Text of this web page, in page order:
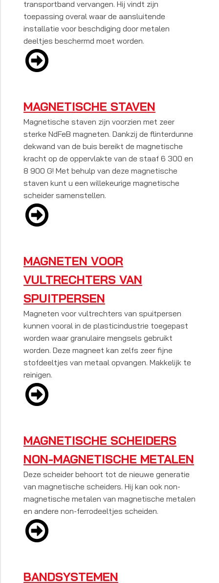
transportband vervangen. Hij vindt zijn
toepassing overal waar de aansluitende
installatie voor beschdiging door metalen
deeltjes beschermd moet worden.
MAGNETISCHE STAVEN
Magnetische staven zijn voorzien met zeer
sterke NdFeB magneten. Dankzij de flinterdunne
dekwand van de buis bereikt de magnetische
kracht op de oppervlakte van de staaf 6 300 en
8 900 G! Met behulp van deze magnetische
staven kunt u een willekeurige magnetische
scheider samenstellen.
MAGNETEN VOOR
VULTRECHTERS VAN
SPUITPERSEN
Magneten voor vultrechters van spuitpersen
kunnen vooral in de plasticindustrie toegepast
worden waar granulaire mengsels gebruikt
worden. Deze magneet kan zelfs zeer fijne
stofdeeltjes van metaal opvangen. Makkelijk te
reinigen.
MAGNETISCHE SCHEIDERS
NON-MAGNETISCHE METALEN
Deze scheider behoort tot de nieuwe generatie
van magnetische scheiders. Hij kan ook non-
magnetische metalen van magnetische metalen
en andere non-ferrodeeltjes scheiden.
BANDSYSTEMEN